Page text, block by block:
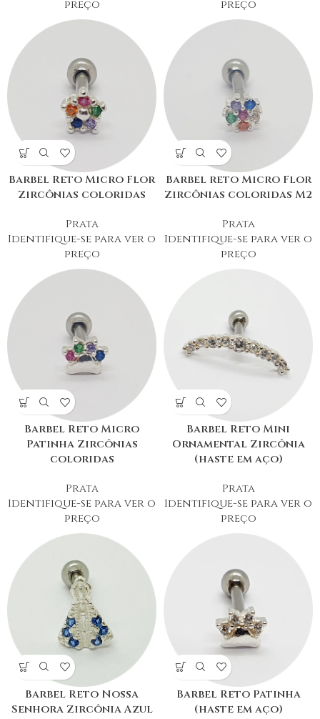
preço
preço
Barbel Reto Micro Flor
Zircônias coloridas
Prata
Identifique-se para ver o
preço
Barbel reto Micro Flor
Zircônias coloridas M2
Prata
Identifique-se para ver o
preço
Barbel Reto Micro
Patinha Zircônias
coloridas
Prata
Identifique-se para ver o
preço
Barbel Reto Mini
Ornamental Zircônia
(haste em aço)
Prata
Identifique-se para ver o
preço
Barbel Reto Nossa
Senhora Zircônia Azul
Barbel Reto Patinha
(haste em aço)